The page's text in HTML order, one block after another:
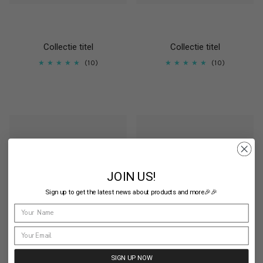
Collectie titel
10
Collectie titel
10
JOIN US!
Sign up to get the latest news about products and more🎉🎉
SIGN UP NOW